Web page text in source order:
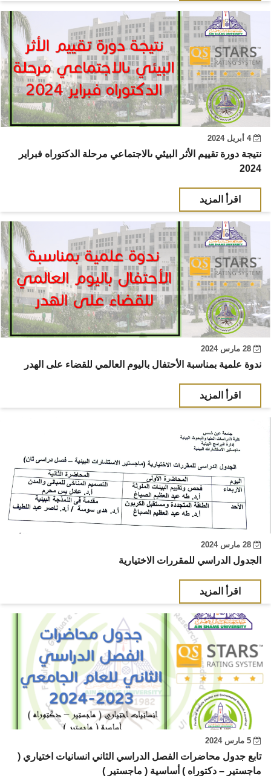
سفراء المناخ
مفاهيم هامة
تواصل معنا
4 أبريل 2024
نتيجة دورة تقييم الأثر البيئي ىالاجتماعي مرحلة الدكتوراه فبراير
2024
اقرأ المزيد
ندوة علمية بمناسبة الأحتفال باليوم العالمي للقضاء على الهدر
اقرأ المزيد
الجدول الدراسي للمقررات الاختيارية
اقرأ المزيد
تابع جدول محاضرات الفصل الدراسي الثاني انسانيات اختياري (
ماجستير – دكتوراه ) أساسية ( ماجستير )